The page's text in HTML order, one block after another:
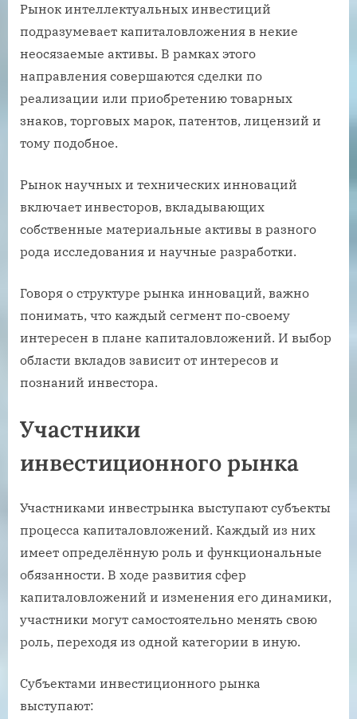
Рынок интеллектуальных инвестиций
подразумевает капиталовложения в некие
неосязаемые активы. В рамках этого
направления совершаются сделки по
реализации или приобретению товарных
знаков, торговых марок, патентов, лицензий и
тому подобное.
Рынок научных и технических инноваций
включает инвесторов, вкладывающих
собственные материальные активы в разного
рода исследования и научные разработки.
Говоря о структуре рынка инноваций, важно
понимать, что каждый сегмент по-своему
интересен в плане капиталовложений. И выбор
области вкладов зависит от интересов и
познаний инвестора.
Участники
инвестиционного рынка
Участниками инвестрынка выступают субъекты
процесса капиталовложений. Каждый из них
имеет определённую роль и функциональные
обязанности. В ходе развития сфер
капиталовложений и изменения его динамики,
участники могут самостоятельно менять свою
роль, переходя из одной категории в иную.
Субъектами инвестиционного рынка
выступают: